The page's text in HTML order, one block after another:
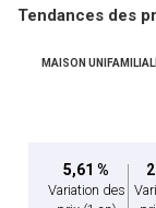
Tendances des
MAISON
5,61 %
Variation des